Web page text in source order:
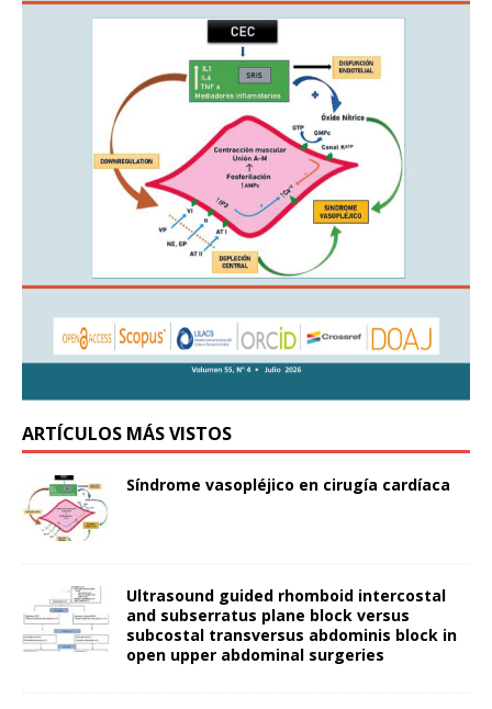
ARTÍCULOS MÁS VISTOS
Síndrome vasopléjico en cirugía cardíaca
Ultrasound guided rhomboid intercostal
and subserratus plane block versus
subcostal transversus abdominis block in
open upper abdominal surgeries